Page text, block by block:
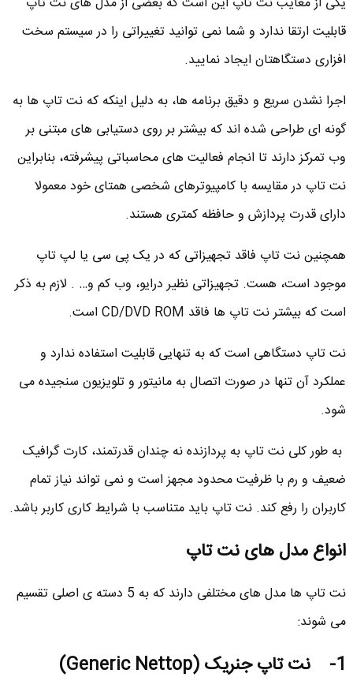
قابلیت ارتقا ندارد و شما نمی توانید تغییراتی را در سیستم سخت
افزاری دستگاهتان ایجاد نمایید.
اجرا نشدن سریع و دقیق برنامه ها، به دلیل اینکه که نت تاپ ها به
گونه ای طراحی شده اند که بیشتر بر روی دستیابی های مبتنی بر
وب تمرکز دارند تا انجام فعالیت های محاسباتی پیشرفته، بنابراین
نت تاپ در مقایسه با کامپیوترهای شخصی همتای خود معمولا
دارای قدرت پردازش و حافظه کمتری هستند.
همچنین نت تاپ فاقد تجهیزاتی که در یک پی سی یا لپ تاپ
موجود است، هست. تجهیزاتی نظیر درایو، وب کم و… . لازم به ذکر
است که بیشتر نت تاپ ها فاقد CD/DVD ROM است.
نت تاپ دستگاهی است که به تنهایی قابلیت استفاده ندارد و
عملکرد آن تنها در صورت اتصال به مانیتور و تلویزیون سنجیده می
شود.
به طور کلی نت تاپ به پردازنده نه چندان قدرتمند، کارت گرافیک
ضعیف و رم با ظرفیت محدود مجهز است و نمی تواند نیاز تمام
کاربران را رفع کند. نت تاپ باید متناسب با شرایط کاری کاربر باشد.
انواع مدل های نت تاپ
نت تاپ ها مدل های مختلفی دارند که به 5 دسته ی اصلی تقسیم
می شوند:
1- نت تاپ جنریک (Generic Nettop)